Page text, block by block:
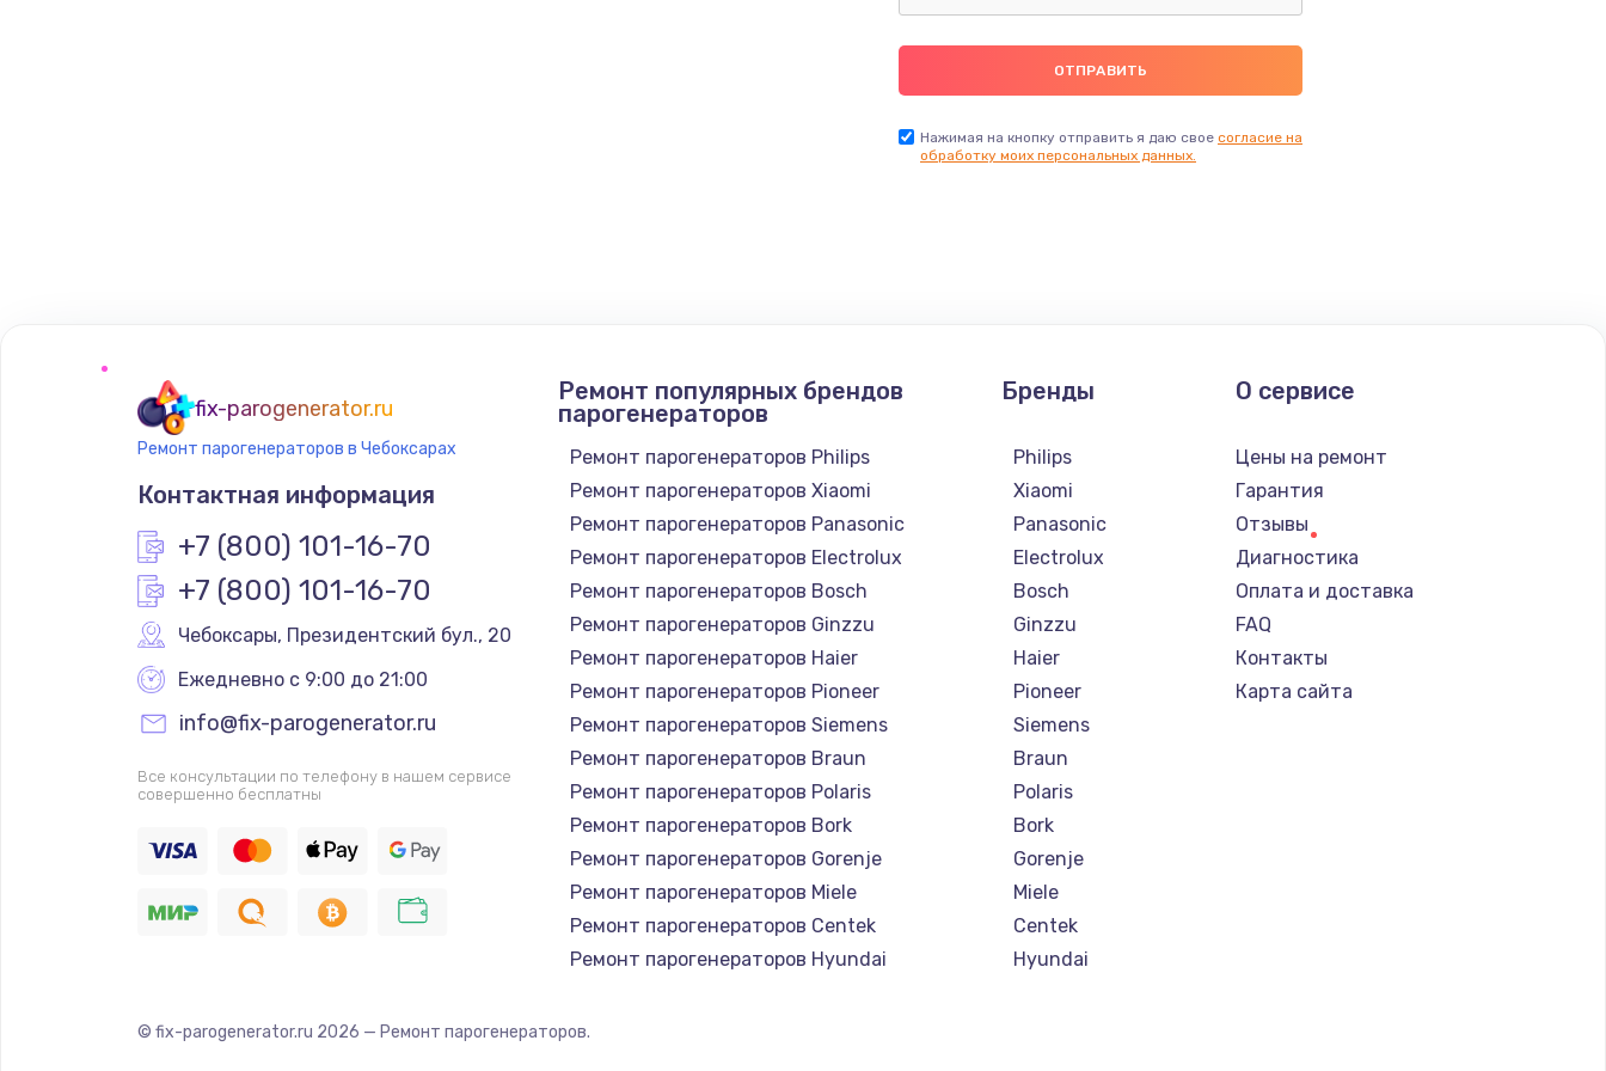
Нажимая на кнопку отправить я даю свое согласие на
обработку моих персональных данных.
fix-parogenerator.ru
Ремонт парогенераторов в Чебоксарах
Контактная информация
+7 (800) 101-16-70
+7 (800) 101-16-70
Чебоксары, Президентский бул., 20
Ежедневно с 9:00 до 21:00
info@fix-parogenerator.ru
Все консультации по телефону в нашем сервисе
совершенно бесплатны
Ремонт популярных брендов
парогенераторов
Ремонт парогенераторов Philips
Ремонт парогенераторов Xiaomi
Ремонт парогенераторов Panasonic
Ремонт парогенераторов Electrolux
Ремонт парогенераторов Bosch
Ремонт парогенераторов Ginzzu
Ремонт парогенераторов Haier
Ремонт парогенераторов Pioneer
Ремонт парогенераторов Siemens
Ремонт парогенераторов Braun
Ремонт парогенераторов Polaris
Ремонт парогенераторов Bork
Ремонт парогенераторов Gorenje
Ремонт парогенераторов Miele
Ремонт парогенераторов Centek
Ремонт парогенераторов Hyundai
Ремонт парогенераторов DELTA
Бренды
Philips
Xiaomi
Panasonic
Electrolux
Bosch
Ginzzu
Haier
Pioneer
Siemens
Braun
Polaris
Bork
Gorenje
Miele
Centek
Hyundai
О сервисе
Цены на ремонт
Гарантия
Отзывы
Диагностика
Оплата и доставка
FAQ
Контакты
Карта сайта
© fix-parogenerator.ru 2026 — Ремонт парогенераторов.